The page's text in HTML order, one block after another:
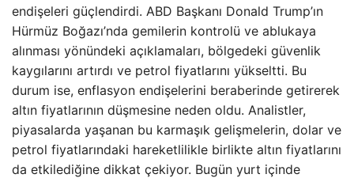
endişeleri güçlendirdi. ABD Başkanı Donald Trump’ın
Hürmüz Boğazı’nda gemilerin kontrolü ve ablukaya
alınması yönündeki açıklamaları, bölgedeki güvenlik
kaygılarını artırdı ve petrol fiyatlarını yükseltti. Bu
durum ise, enflasyon endişelerini beraberinde getirerek
altın fiyatlarının düşmesine neden oldu. Analistler,
piyasalarda yaşanan bu karmaşık gelişmelerin, dolar ve
petrol fiyatlarındaki hareketlilikle birlikte altın fiyatlarını
da etkilediğine dikkat çekiyor. Bugün yurt içinde